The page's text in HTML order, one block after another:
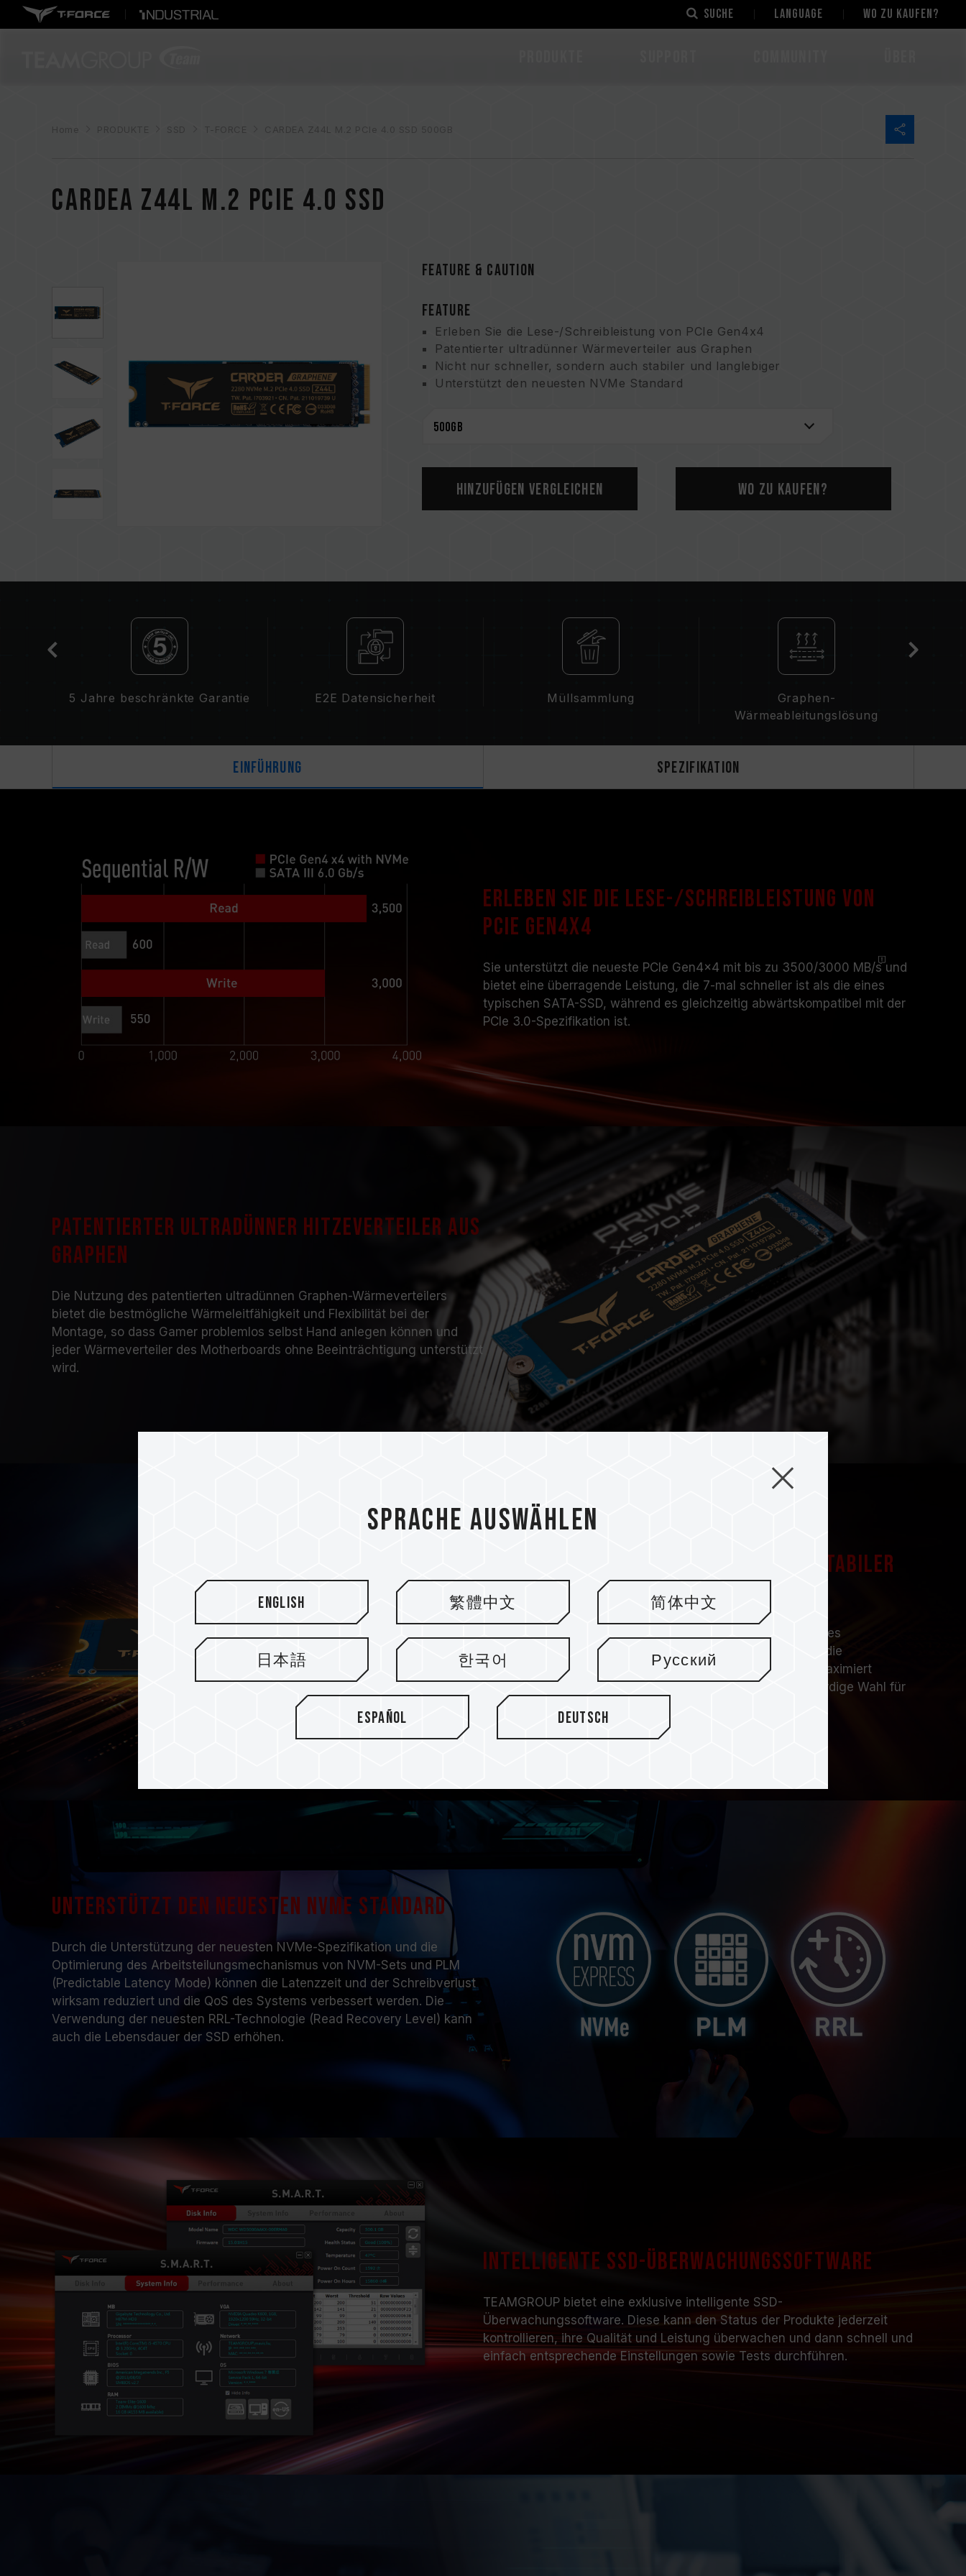
Suche LANGUAGE Wo zu kaufen?
Home PRODUKTE SSD T-FORCE CARDEA Z44L M.2 PCIe 4.0 SSD 500GB
CARDEA Z44L M.2 PCIe 4.0 SSD
FEATURE & CAUTION
FEATURE
Erleben Sie die Lese-/Schreibleistung von PCIe Gen4x4
Patentierter ultradünner Wärmeverteiler aus Graphen
Nicht nur schneller, sondern auch stabiler und langlebiger
Unterstützt den neuesten NVMe Standard
US-Patent (nummer：US11051392B2)
Chinesisches Gebrauchsmuster (nummer: CN 211019739 U)
Hinzufügen Vergleichen Wo zu kaufen?
5 Jahre beschränkte Garantie E2E Datensicherheit Müllsammlung
Graphen-
Wärmeableitungslösung
Einführung Spezifikation
Erleben Sie die Lese-/Schreibleistung von
PCIe Gen4x4
Sie unterstützt die neueste PCIe Gen4x4 mit bis zu 3500/3000 MB/sund
bietet eine überragende Leistung, die 7-mal schneller ist als die eines
typischen SATA-SSD, während es gleichzeitig abwärtskompatibel mit der
PCIe 3.0-Spezifikation ist.
Patentierter ultradünner Hitzeverteiler aus
Graphen
Die Nutzung des patentierten ultradünnen Graphen-Wärmeverteilers
bietet die bestmögliche Wärmeleitfähigkeit und Flexibilität bei der
Montage, so dass Gamer problemlos selbst Hand anlegen können und
jeder Wärmeverteiler des Motherboards ohne Beeinträchtigung unterstützt
wird.
Nicht nur schneller, sondern auch stabiler
und langlebiger
Durch die Unterstützung der SLC-Cache-Technologie und des
intelligenten Algorithmus-Managementmechanismus kann die
Betriebseffizienz sichergestellt und die Leistung des SSD maximiert
werden. Es ist eine äußerst zuverlässige und vertrauenswürdige Wahl für
die Datenspeicherung.
Unterstützt den neuesten NVMe Standard
Durch die Unterstützung der neuesten NVMe-Spezifikation und die
Optimierung des Arbeitsteilungsmechanismus von NVM-Sets und PLM
(Predictable Latency Mode) können die Latenzzeit und der Schreibverlust
wirksam reduziert und die QoS des Systems verbessert werden. Die
Verwendung der neuesten RRL-Technologie (Read Recovery Level) kann
auch die Lebensdauer der SSD erhöhen.
Intelligente SSD-Überwachungssoftware
TEAMGROUP bietet eine exklusive intelligente SSD-
Überwachungssoftware. Diese kann den Status der Produkte jederzeit
kontrollieren, ihre Qualität und Leistung überwachen und dann schnell und
einfach entsprechende Einstellungen sowie Tests durchführen.
Sprache auswählen
English 繁體中文 简体中文
日本語 한국어 Русский
Español Deutsch